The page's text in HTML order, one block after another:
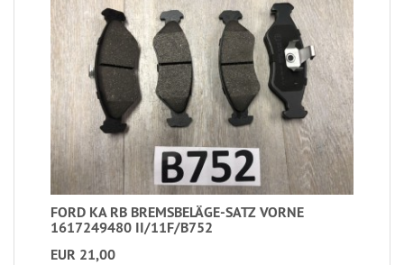
FORD KA RB BREMSBELÄGE-SATZ VORNE
1617249480 II/11F/B752
EUR 21,00